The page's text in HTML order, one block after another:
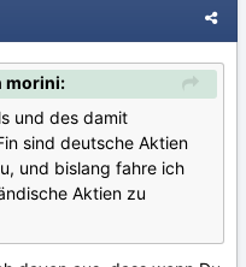
morini:
und des damit
sind deutsche Aktien
und bislang fahre ich
Aktien zu